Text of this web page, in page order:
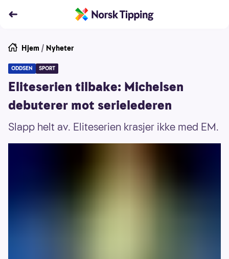
Hjem / Nyheter
ODDSEN SPORT
Eliteserien tilbake: Michelsen
debuterer mot serielederen
Slapp helt av. Eliteserien krasjer ikke med EM.